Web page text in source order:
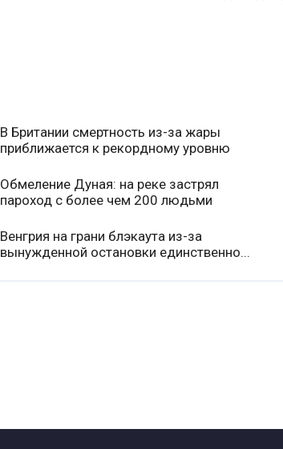
В Британии смертность из-за жары
приближается к рекордному уровню
Обмеление Дуная: на реке застрял
пароход с более чем 200 людьми
Венгрия на грани блэкаута из-за
вынужденной остановки единственно...